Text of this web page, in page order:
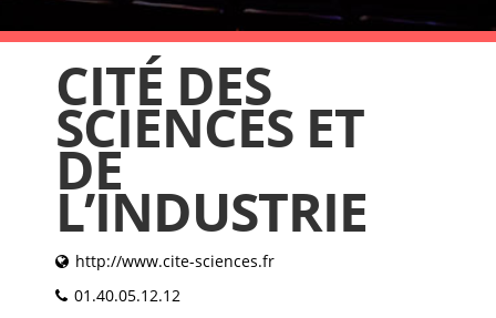
CITÉ DES
SCIENCES ET
DE
L’INDUSTRIE
http://www.cite-sciences.fr
01.40.05.12.12